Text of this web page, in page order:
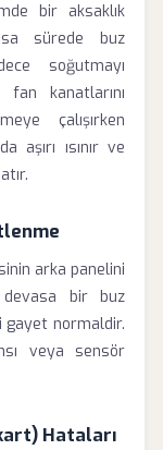
bir aksaklık
sürede buz
soğutmayı
kanatlarını
çalışırken
aşırı ısınır ve
arka panelini
devasa bir buz
gayet normaldir.
veya sensör
Hataları